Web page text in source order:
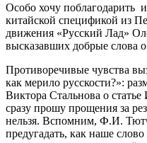
Особо хочу поблагодарить
китайской спецификой из
движения «Русский Лад»
высказавших добрые слова
Противоречивые чувства
как мерило русскости?»:
Виктора Стальнова о
сразу прошу прощения за
нельзя. Вспомним, Ф.И.
предугадать, как наше